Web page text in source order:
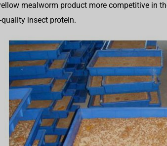
mealworm product more competitive in
quality insect protein.